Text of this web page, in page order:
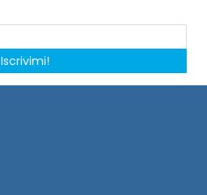
Iscrivimi!